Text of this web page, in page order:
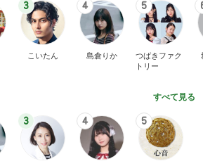
3
こいたん
4
島倉りか
5
つばきファク
トリー
すべて見る
3 4 5